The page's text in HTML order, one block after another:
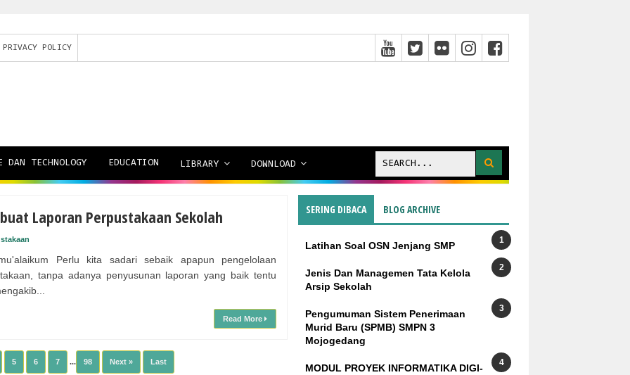
PRIVACY POLICY
DAN TECHNOLOGY EDUCATION LIBRARY DOWNLOAD
Laporan Perpustakaan Sekolah
Perlu kita sadari sebaik apapun pengelolaan
tanpa adanya penyusunan laporan yang baik tentu
Read More
5 6 7 ... 98 Next » Last
SERING DIBACA BLOG ARCHIVE
Latihan Soal OSN Jenjang SMP
Jenis Dan Managemen Tata Kelola
Arsip Sekolah
Pengumuman Sistem Penerimaan
Murid Baru (SPMB) SMPN 3
Mojogedang
MODUL PROYEK INFORMATIKA DIGI-